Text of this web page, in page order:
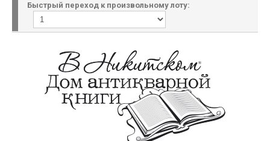
Быстрый переход к произвольному лоту: